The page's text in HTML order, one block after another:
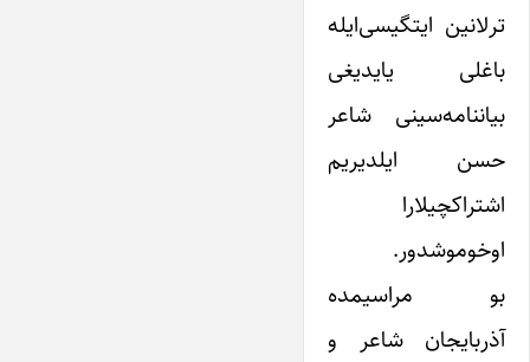
ترلانین ایتگیسی‌ایله
باغلی یایدیغی
بیاننامه‌سینی شاعر
حسن ایلدیریم
اشتراکچیلارا
اوخوموشدور.
بو مراسیمده
آذربایجان شاعر و